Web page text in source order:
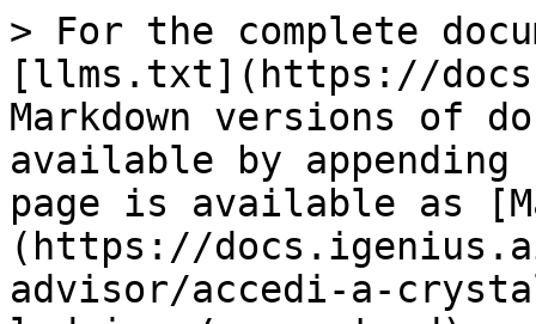
> For the complete
[llms.txt](https://
Markdown versions of
available by
page is available as
(https://
advisor/accedi-a-